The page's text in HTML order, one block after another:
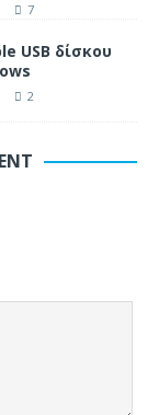
7
USB δίσκου
2